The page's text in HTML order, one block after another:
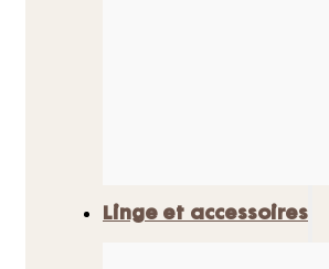
Linge et accessoires